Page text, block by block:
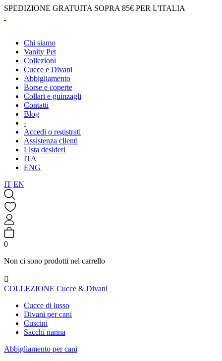
SPEDIZIONE GRATUITA SOPRA 85€ PER L'ITALIA
Chi siamo
Vanity Pet
Collezioni
Cucce e Divani
Abbigliamento
Borse e coperte
Collari e guinzagli
Contatti
Blog
-
Accedi o registrati
Assistenza clienti
Lista desideri
ITA
ENG
IT EN
0
Non ci sono prodotti nel carrello

COLLEZIONE Cucce & Divani
Cucce di lusso
Divani per cani
Cuscini
Sacchi nanna
Abbigliamento per cani